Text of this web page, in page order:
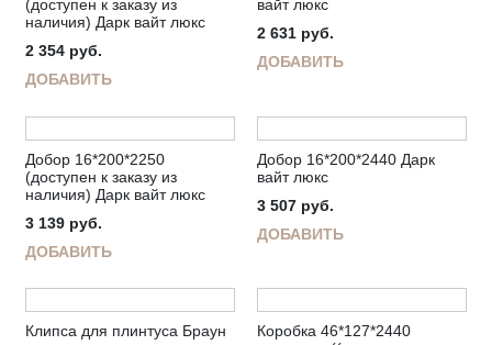
(доступен к заказу из
наличия) Дарк вайт люкс
2 354 руб.
ДОБАВИТЬ
вайт люкс
2 631 руб.
ДОБАВИТЬ
Добор 16*200*2250
(доступен к заказу из
наличия) Дарк вайт люкс
3 139 руб.
ДОБАВИТЬ
Добор 16*200*2440 Дарк
вайт люкс
3 507 руб.
ДОБАВИТЬ
Клипса для плинтуса Браун
Коробка 46*127*2440